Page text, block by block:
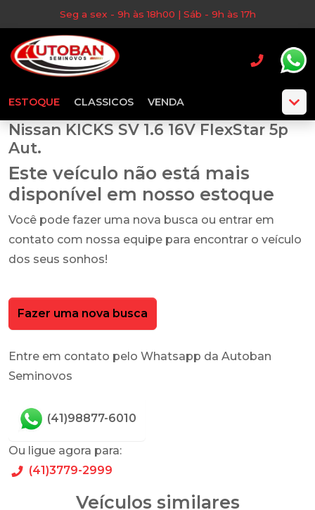
Seg a sex - 9h às 18h00 | Sáb - 9h às 17h
ESTOQUE CLASSICOS VENDA
Nissan KICKS SV 1.6 16V FlexStar 5p
Aut.
Este veículo não está mais
disponível em nosso estoque
Você pode fazer uma nova busca ou entrar em
contato com nossa equipe para encontrar o veículo
dos seus sonhos!
Fazer uma nova busca
Entre em contato pelo Whatsapp da Autoban
Seminovos
(41)98877-6010
Ou ligue agora para:
(41)3779-2999
Veículos similares